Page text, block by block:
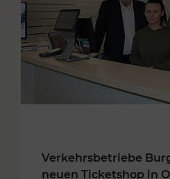
Verkehrsbetriebe
neuen Ticketshop in